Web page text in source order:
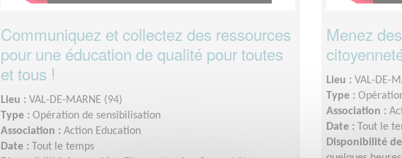
Communiquez et collectez des ressources
pour une éducation de qualité pour toutes
et tous !
Lieu : VAL-DE-MARNE (94)
Type : Opération de sensibilisation
Association : Action Education
Date :
Tout le temps
Menez
Lieu : VAL-DE-
Type :
Association :
Date :
Tout le
Disponibilité